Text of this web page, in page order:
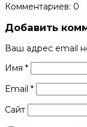
Комментариев: 0
Добавить
Ваш адрес email
Имя *
Email *
Сайт